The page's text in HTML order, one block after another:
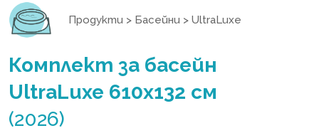
Продукти > Басейни > UltraLuxe
Комплект за басейн
UltraLuxe 610x132 см
(2026)